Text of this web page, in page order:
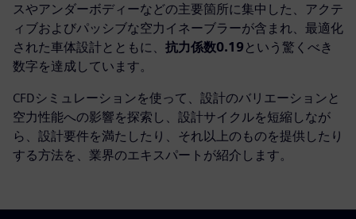
スやアンダーボディーなどの主要箇所に集中した、アクテ
ィブおよびパッシブな空力イネーブラーが含まれ、最適化
された車体設計とともに、 抗力係数0.19 という驚くべき
数字を達成しています。
CFDシミュレーションを使って、設計のバリエーションと
空力性能への影響を探索し、設計サイクルを短縮しなが
ら、設計要件を満たしたり、それ以上のものを提供したり
する方法を、業界のエキスパートが紹介します。